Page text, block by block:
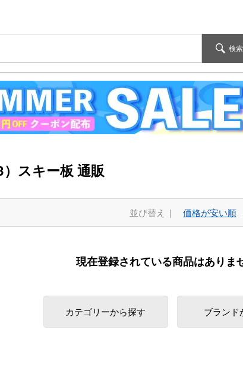
検索
スキー板 通販
並び替え 価格が安い順
現在登録されている商品はありま
カテゴリーから探す ブランド